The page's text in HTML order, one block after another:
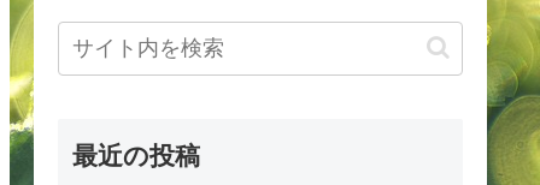
最近の投稿